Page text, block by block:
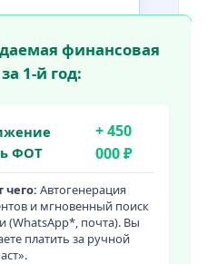
финансовая
1-й год:
ФОТ
+ 450
000 ₽
чего: Автогенерация
и мгновенный поиск
(WhatsApp*, почта). Вы
платить за ручной